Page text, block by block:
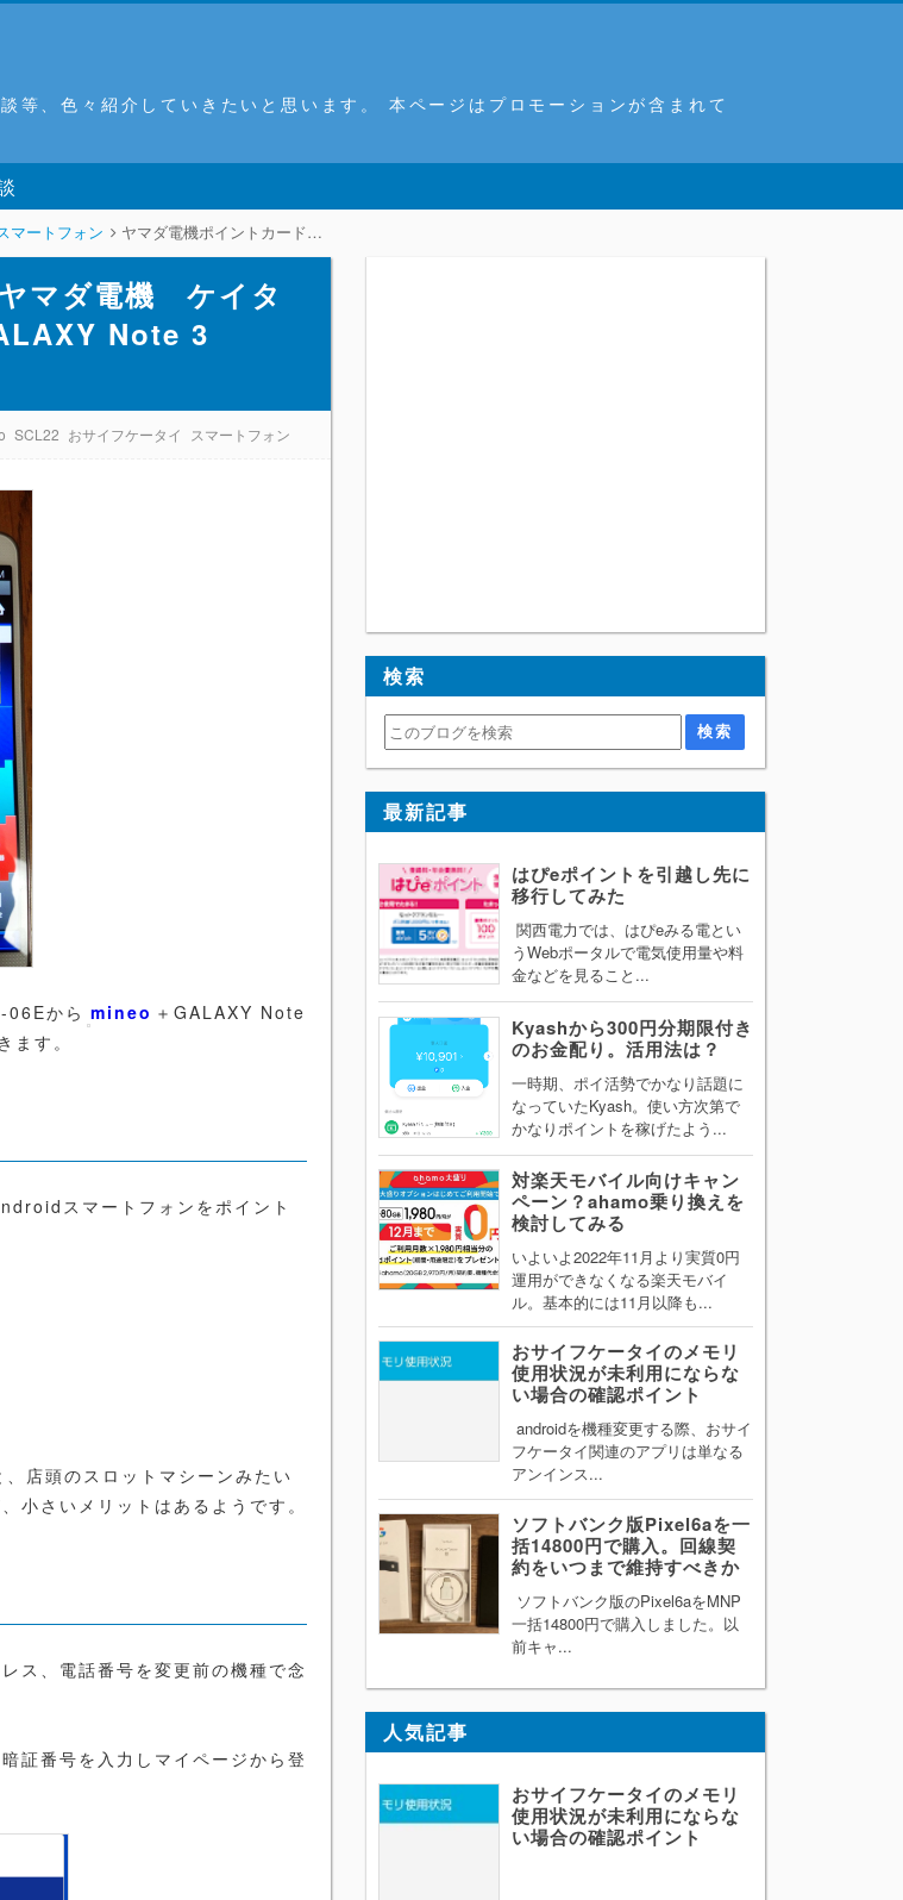
等、色々紹介していきたいと思います。 本ページはプロモーションが含まれて
マートフォン ヤマダ電機ポイントカードアプリ「ヤマダ電機 ケイタイde安心」をF-06Eからmineo＋GALAXY Note 3 SCL22 白ロムに機種変更した
マダ電機 ケイタ
Note 3
SCL22 おサイフケータイ スマートフォン
から mineo ＋GALAXY Note
す。
スマートフォンをポイント
店頭のスロットマシーンみたい
小さいメリットはあるようです。
ス、電話番号を変更前の機種で念
証番号を入力しマイページから登
検索
最新記事
はぴeポイントを引越し先に
移行してみた
関西電力では、はぴeみる電とい
うWebポータルで電気使用量や料
金などを見ること...
Kyashから300円分期限付き
のお金配り。活用法は？
一時期、ポイ活勢でかなり話題に
なっていたKyash。使い方次第で
かなりポイントを稼げたよう...
対楽天モバイル向けキャン
ペーン？ahamo乗り換えを
検討してみる
いよいよ2022年11月より実質0円
運用ができなくなる楽天モバイ
ル。基本的には11月以降も...
おサイフケータイのメモリ
使用状況が未利用にならな
い場合の確認ポイント
androidを機種変更する際、おサイ
フケータイ関連のアプリは単なる
アンインス...
ソフトバンク版Pixel6aを一
括14800円で購入。回線契
約をいつまで維持すべきか
ソフトバンク版のPixel6aをMNP
一括14800円で購入しました。以
前キャ...
人気記事
おサイフケータイのメモリ
使用状況が未利用にならな
い場合の確認ポイント